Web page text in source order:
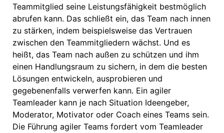
Teammitglied seine Leistungsfähigkeit bestmöglich
abrufen kann. Das schließt ein, das Team nach innen
zu stärken, indem beispielsweise das Vertrauen
zwischen den Teammitgliedern wächst. Und es
heißt, das Team nach außen zu schützen und ihm
einen Handlungsraum zu sichern, in dem die besten
Lösungen entwickeln, ausprobieren und
gegebenenfalls verwerfen kann. Ein agiler
Teamleader kann je nach Situation Ideengeber,
Moderator, Motivator oder Coach eines Teams sein.
Die Führung agiler Teams fordert vom Teamleader